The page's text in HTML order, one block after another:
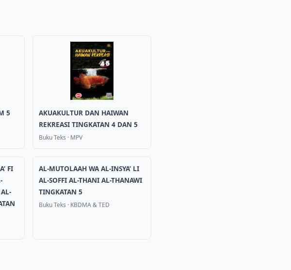
5
AKUAKULTUR DAN HAIWAN
REKREASI TINGKATAN 4 DAN 5
Buku Teks · MPV
FI
AL-MUTOLAAH WA AL-INSYA’ LI
AL-SOFFI AL-THANI AL-THANAWI
TINGKATAN 5
Buku Teks · KBDMA & TED